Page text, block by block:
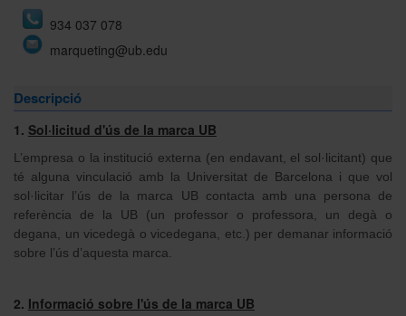
934 037 078
marqueting@ub.edu
Descripció
1. Sol·licitud d'ús de la marca UB
L’empresa o la institució externa (en endavant, el sol·licitant) que
té alguna vinculació amb la Universitat de Barcelona i que vol
sol·licitar l’ús de la marca UB contacta amb una persona de
referència de la UB (un professor o professora, un degà o
degana, un vicedegà o vicedegana, etc.) per demanar informació
sobre l’ús d’aquesta marca.
2. Informació sobre l'ús de la marca UB